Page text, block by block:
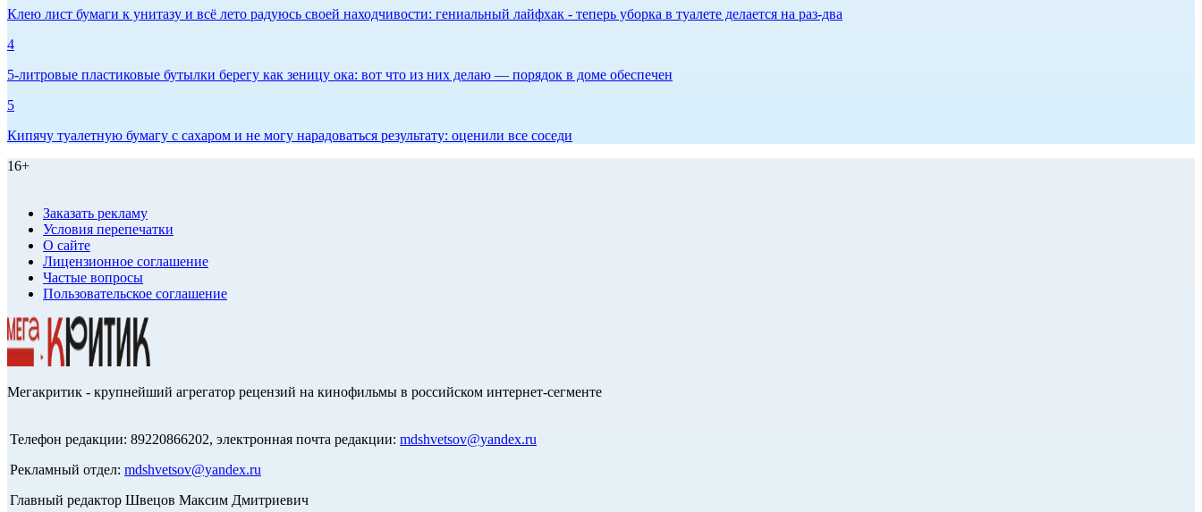
Клею лист бумаги к унитазу и всё лето радуюсь своей находчивости: гениальный лайфхак - теперь уборка в туалете делается на раз-два
4
5-литровые пластиковые бутылки берегу как зеницу ока: вот что из них делаю — порядок в доме обеспечен
5
Кипячу туалетную бумагу с сахаром и не могу нарадоваться результату: оценили все соседи
16+
Заказать рекламу
Условия перепечатки
О сайте
Лицензионное соглашение
Частые вопросы
Пользовательское соглашение
Мегакритик - крупнейший агрегатор рецензий на кинофильмы в российском интернет-сегменте
Телефон редакции: 89220866202, электронная почта редакции: mdshvetsov@yandex.ru
Рекламный отдел: mdshvetsov@yandex.ru
Главный редактор Швецов Максим Дмитриевич